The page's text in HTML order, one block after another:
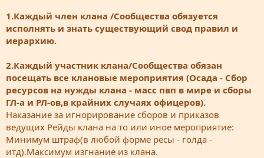
1.Каждый член клана /Сообщества обязуется
исполнять и знать существующий свод правил и
иерархию.
2.Каждый участник клана/Сообщества обязан
посещать все клановые мероприятия (Осада - Сбор
ресурсов на нужды клана - масс пвп в мире и сборы
ГЛ-а и РЛ-ов,в крайних случаях офицеров).
Наказание за игнорирование сборов и приказов
ведущих Рейды клана на то или иное мероприятие:
Минимум штраф(в любой форме ресы - голда -
итд).Максимум изгнание из клана.